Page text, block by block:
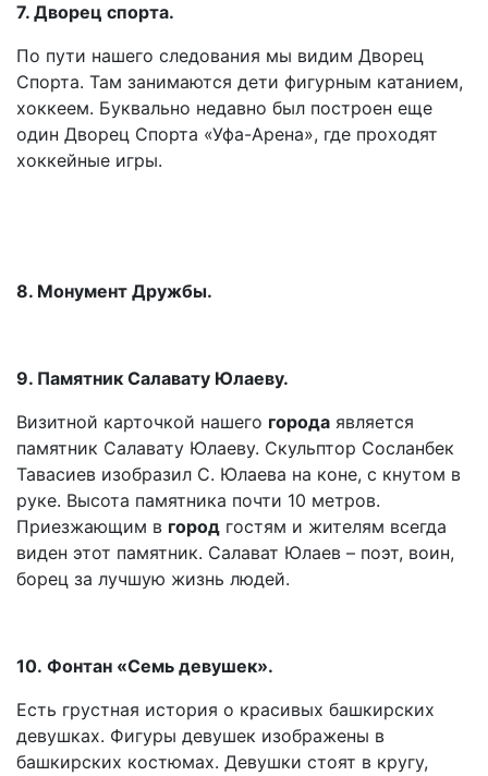
7. Дворец спорта.
По пути нашего следования мы видим Дворец
Спорта. Там занимаются дети фигурным катанием,
хоккеем. Буквально недавно был построен еще
один Дворец Спорта «Уфа-Арена», где проходят
хоккейные игры.
8. Монумент Дружбы.
9. Памятник Салавату Юлаеву.
Визитной карточкой нашего города является
памятник Салавату Юлаеву. Скульптор Сосланбек
Тавасиев изобразил С. Юлаева на коне, с кнутом в
руке. Высота памятника почти 10 метров.
Приезжающим в город гостям и жителям всегда
виден этот памятник. Салават Юлаев – поэт, воин,
борец за лучшую жизнь людей.
10. Фонтан «Семь девушек».
Есть грустная история о красивых башкирских
девушках. Фигуры девушек изображены в
башкирских костюмах. Девушки стоят в кругу,